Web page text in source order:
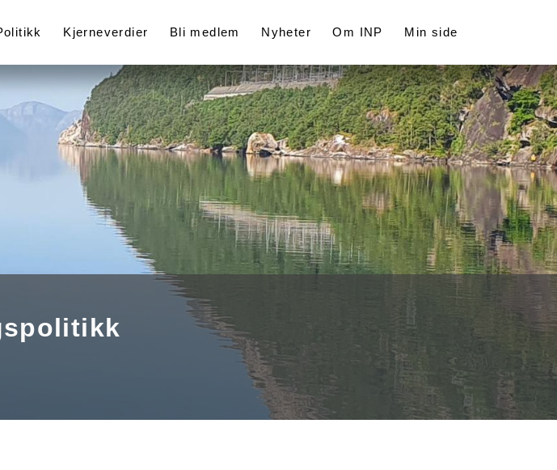
Kjerneverdier Bli medlem Nyheter Om INP Min side